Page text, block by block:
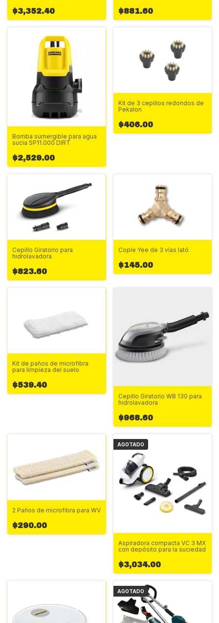
$3,352.40 $881.60
Bomba sumergible para agua
sucia SP11.000 DIRT
$2,529.00
Kit de 3 cepillos redondos de
Pekalon
$406.00
Cepillo Giratorio para
hidrolavadora
$823.60
Cople Yee de 3 vías lató
$145.00
Kit de paños de microfibra
para limpieza del suelo
$539.40
Cepillo Giratorio WB 130 para
hidrolavadora
$968.60
2 Paños de microfibra para WV
$290.00
AGOTADO
Aspiradora compacta VC 3 MX
con depósito para la suciedad
$3,034.00
AGOTADO